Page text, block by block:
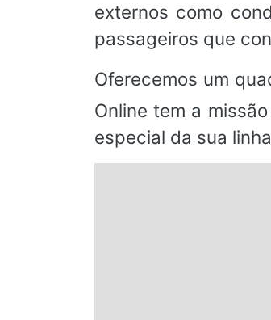
externos como
passageiros que
Oferecemos um
Online tem a
especial da sua